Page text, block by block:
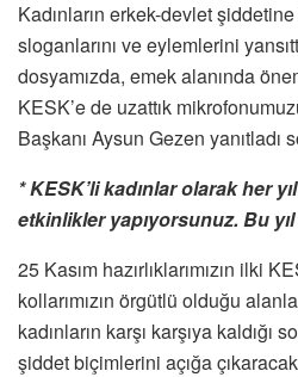
Kadınların erkek-devlet
sloganlarını ve eylemlerini
dosyamızda, emek alanında
KESK’e de uzattık
Başkanı Aysun Gezen yanıtladı
* KESK’li kadınlar olarak her
etkinlikler yapıyorsunuz. Bu
25 Kasım hazırlıklarımızın ilki
kollarımızın örgütlü olduğu
kadınların karşı karşıya kaldığı
şiddet biçimlerini açığa